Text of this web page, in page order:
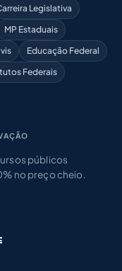
Legislativa
MP Estaduais
Educação Federal
Federais
públicos
no preço cheio.